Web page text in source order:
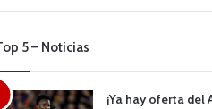
5 – Noticias
¡Ya hay oferta del